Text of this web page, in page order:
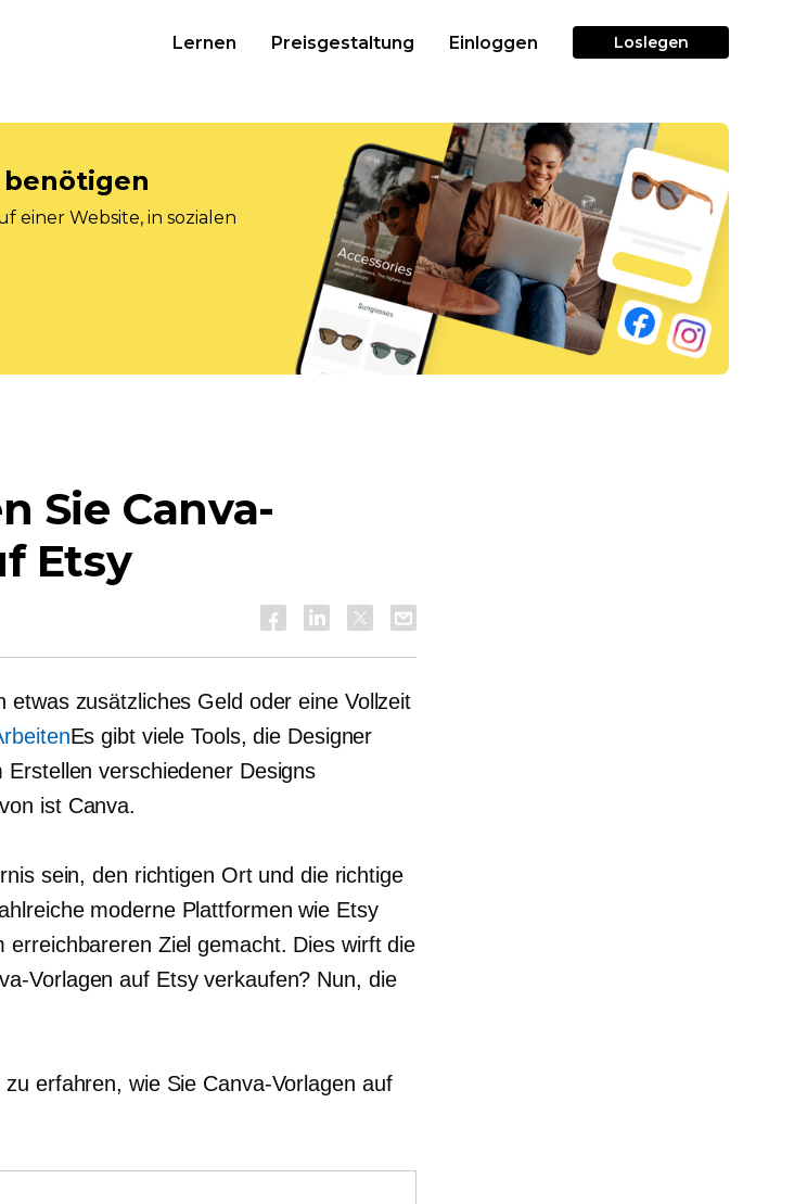
Lernen Preisgestaltung Einloggen Loslegen
benötigen
einer Website, in sozialen
Sie Canva-
Etsy
etwas zusätzliches Geld oder eine Vollzeit
Es gibt viele Tools, die Designer
verschiedener Designs
ist Canva.
sein, den richtigen Ort und die richtige
moderne Plattformen wie Etsy
erreichbareren Ziel gemacht. Dies wirft die
Vorlagen auf Etsy verkaufen? Nun, die
erfahren, wie Sie Canva-Vorlagen auf